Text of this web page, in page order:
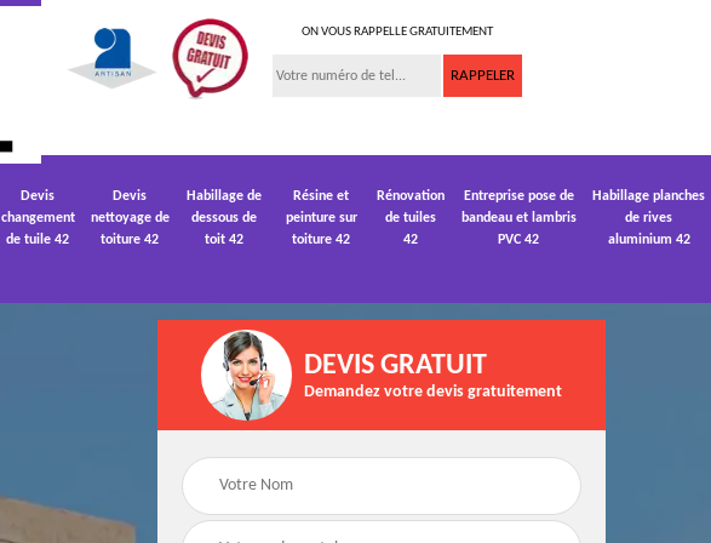
ON VOUS RAPPELLE GRATUITEMENT
Devis
changement
de tuile 42
Devis
nettoyage de
toiture 42
Habillage de
dessous de
toit 42
Résine et
peinture sur
toiture 42
Rénovation
de tuiles
42
Entreprise pose de
bandeau et lambris
PVC 42
Habillage planches
de rives
aluminium 42
Devis nettoyage de
toiture 42
Devis réparation de
toiture 42
DEVIS GRATUIT
Demandez votre devis gratuitement